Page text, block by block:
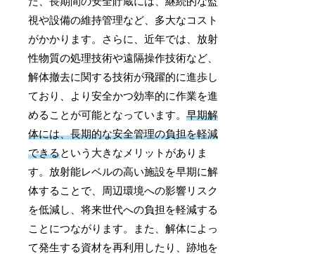
視や設備の維持管理など、多大なコスト
がかかります。さらに、近年では、放射
性物質の処理技術や遠隔操作技術など、
解体撤去に関する技術が飛躍的に進歩し
ており、より安全かつ効率的に作業を進
めることが可能となっています。早期解
体には、長期的な安全管理の負担を軽減
できるという大きなメリットがありま
す。放射能レベルの高い施設を早期に解
体することで、周辺環境への影響リスク
を低減し、将来世代への負担を軽減する
ことにつながります。また、解体によっ
て発生する資材を再利用したり、跡地を